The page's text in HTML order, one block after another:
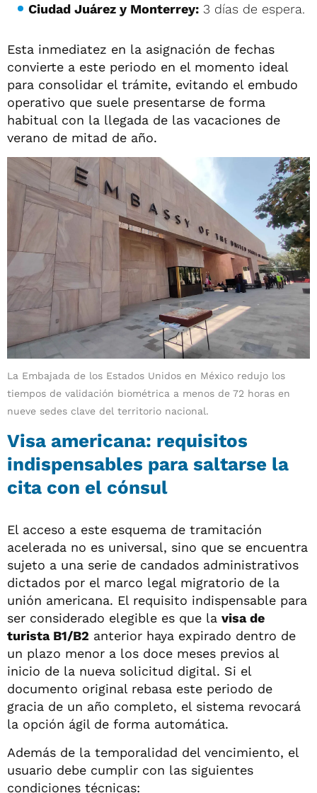
Ciudad Juárez y Monterrey: 3 días de espera.
Esta inmediatez en la asignación de fechas
convierte a este periodo en el momento ideal
para consolidar el trámite, evitando el embudo
operativo que suele presentarse de forma
habitual con la llegada de las vacaciones de
verano de mitad de año.
La Embajada de los Estados Unidos en México redujo los
tiempos de validación biométrica a menos de 72 horas en
nueve sedes clave del territorio nacional.
Visa americana: requisitos
indispensables para saltarse la
cita con el cónsul
El acceso a este esquema de tramitación
acelerada no es universal, sino que se encuentra
sujeto a una serie de candados administrativos
dictados por el marco legal migratorio de la
unión americana. El requisito indispensable para
ser considerado elegible es que la visa de
turista B1/B2 anterior haya expirado dentro de
un plazo menor a los doce meses previos al
inicio de la nueva solicitud digital. Si el
documento original rebasa este periodo de
gracia de un año completo, el sistema revocará
la opción ágil de forma automática.
Además de la temporalidad del vencimiento, el
usuario debe cumplir con las siguientes
condiciones técnicas: